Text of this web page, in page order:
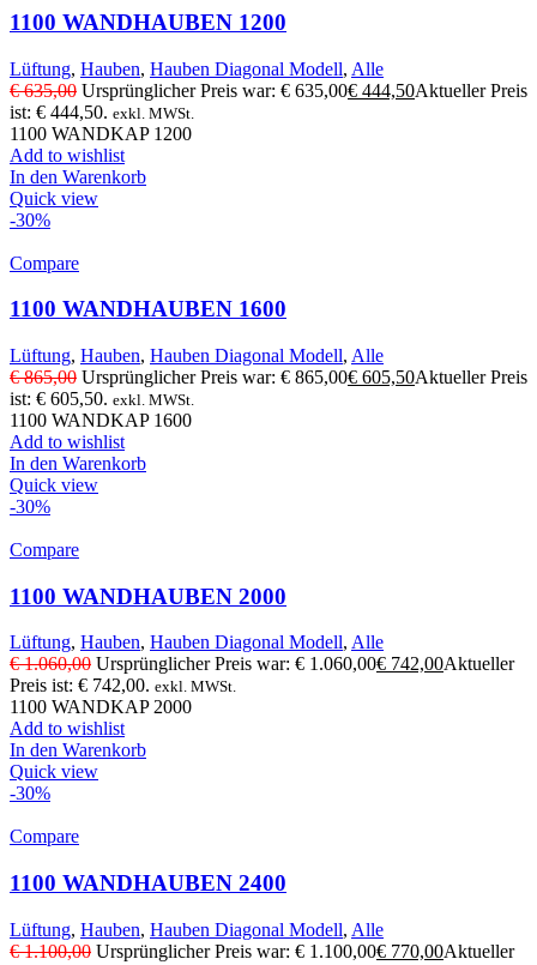
1100 WANDHAUBEN 1200
Lüftung, Hauben, Hauben Diagonal Modell, Alle
€635,00 Ursprünglicher Preis war: € 635,00€ 444,50Aktueller Preis
ist: € 444,50. exkl. MWSt.
1100 WANDKAP 1200
Add to wishlist
In den Warenkorb
Quick view
-30%
Compare
1100 WANDHAUBEN 1600
Lüftung, Hauben, Hauben Diagonal Modell, Alle
€865,00 Ursprünglicher Preis war: € 865,00€ 605,50Aktueller Preis
ist: € 605,50. exkl. MWSt.
1100 WANDKAP 1600
Add to wishlist
In den Warenkorb
Quick view
-30%
Compare
1100 WANDHAUBEN 2000
Lüftung, Hauben, Hauben Diagonal Modell, Alle
€1.060,00 Ursprünglicher Preis war: € 1.060,00€ 742,00Aktueller
Preis ist: € 742,00. exkl. MWSt.
1100 WANDKAP 2000
Add to wishlist
In den Warenkorb
Quick view
-30%
Compare
1100 WANDHAUBEN 2400
Lüftung, Hauben, Hauben Diagonal Modell, Alle
€1.100,00 Ursprünglicher Preis war: € 1.100,00€ 770,00Aktueller